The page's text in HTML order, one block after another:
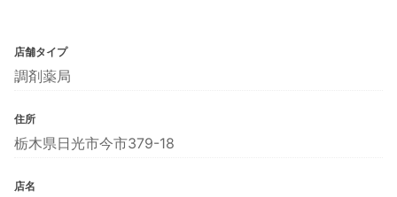
店舗タイプ
調剤薬局
住所
栃木県日光市今市379-18
店名